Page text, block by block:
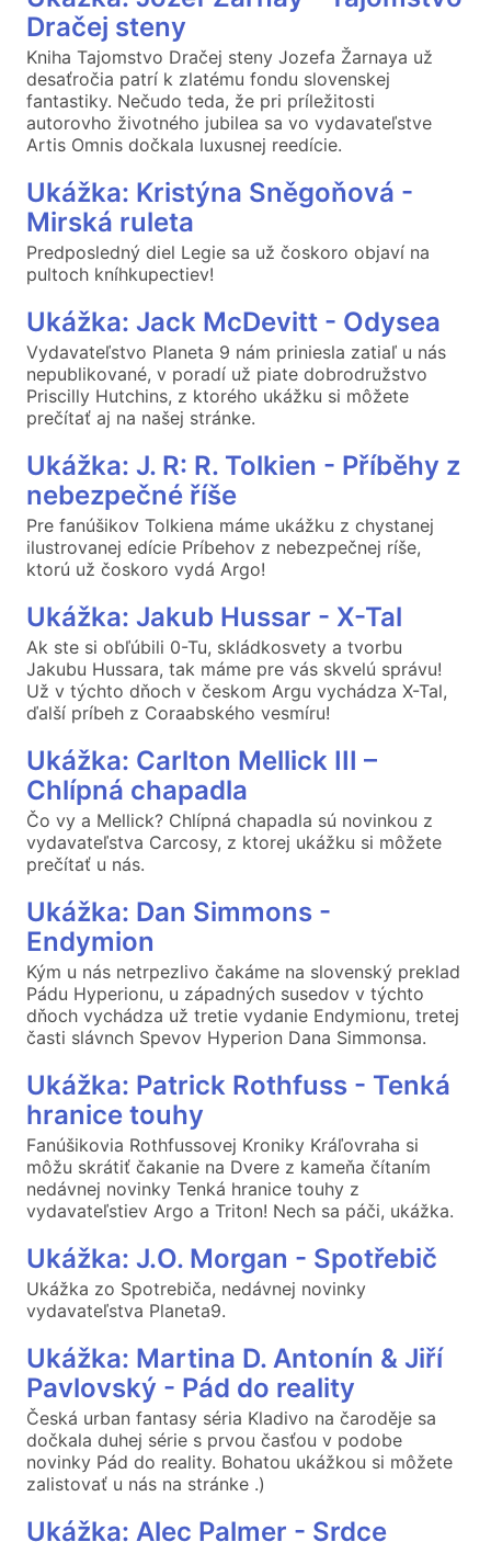
Dračej steny
Kniha Tajomstvo Dračej steny Jozefa Žarnaya už
desaťročia patrí k zlatému fondu slovenskej
fantastiky. Nečudo teda, že pri príležitosti
autorovho životného jubilea sa vo vydavateľstve
Artis Omnis dočkala luxusnej reedície.
Ukážka: Kristýna Sněgoňová -
Mirská ruleta
Predposledný diel Legie sa už čoskoro objaví na
pultoch kníhkupectiev!
Ukážka: Jack McDevitt - Odysea
Vydavateľstvo Planeta 9 nám priniesla zatiaľ u nás
nepublikované, v poradí už piate dobrodružstvo
Priscilly Hutchins, z ktorého ukážku si môžete
prečítať aj na našej stránke.
Ukážka: J. R: R. Tolkien - Příběhy z
nebezpečné říše
Pre fanúšikov Tolkiena máme ukážku z chystanej
ilustrovanej edície Príbehov z nebezpečnej ríše,
ktorú už čoskoro vydá Argo!
Ukážka: Jakub Hussar - X-Tal
Ak ste si obľúbili 0-Tu, skládkosvety a tvorbu
Jakubu Hussara, tak máme pre vás skvelú správu!
Už v týchto dňoch v českom Argu vychádza X-Tal,
ďalší príbeh z Coraabského vesmíru!
Ukážka: Carlton Mellick III –
Chlípná chapadla
Čo vy a Mellick? Chlípná chapadla sú novinkou z
vydavateľstva Carcosy, z ktorej ukážku si môžete
prečítať u nás.
Ukážka: Dan Simmons -
Endymion
Kým u nás netrpezlivo čakáme na slovenský preklad
Pádu Hyperionu, u západných susedov v týchto
dňoch vychádza už tretie vydanie Endymionu, tretej
časti slávnch Spevov Hyperion Dana Simmonsa.
Ukážka: Patrick Rothfuss - Tenká
hranice touhy
Fanúšikovia Rothfussovej Kroniky Kráľovraha si
môžu skrátiť čakanie na Dvere z kameňa čítaním
nedávnej novinky Tenká hranice touhy z
vydavateľstiev Argo a Triton! Nech sa páči, ukážka.
Ukážka: J.O. Morgan - Spotřebič
Ukážka zo Spotrebiča, nedávnej novinky
vydavateľstva Planeta9.
Ukážka: Martina D. Antonín & Jiří
Pavlovský - Pád do reality
Česká urban fantasy séria Kladivo na čaroděje sa
dočkala duhej série s prvou časťou v podobe
novinky Pád do reality. Bohatou ukážkou si môžete
zalistovať u nás na stránke .)
Ukážka: Alec Palmer - Srdce